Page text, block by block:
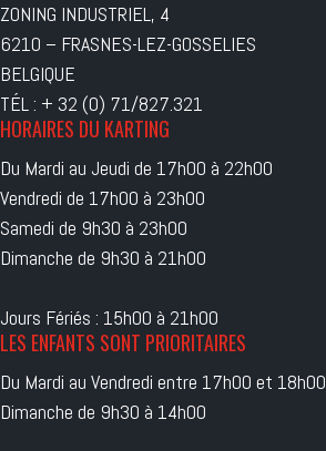
ZONING INDUSTRIEL, 4
6210 – FRASNES-LEZ-GOSSELIES
BELGIQUE
TÉL : + 32 (0) 71/827.321
HORAIRES DU KARTING
Du Mardi au Jeudi de 17h00 à 22h00
Vendredi de 17h00 à 23h00
Samedi de 9h30 à 23h00
Dimanche de 9h30 à 21h00
Jours Fériés : 15h00 à 21h00
LES ENFANTS SONT PRIORITAIRES
Du Mardi au Vendredi entre 17h00 et 18h00
Dimanche de 9h30 à 14h00